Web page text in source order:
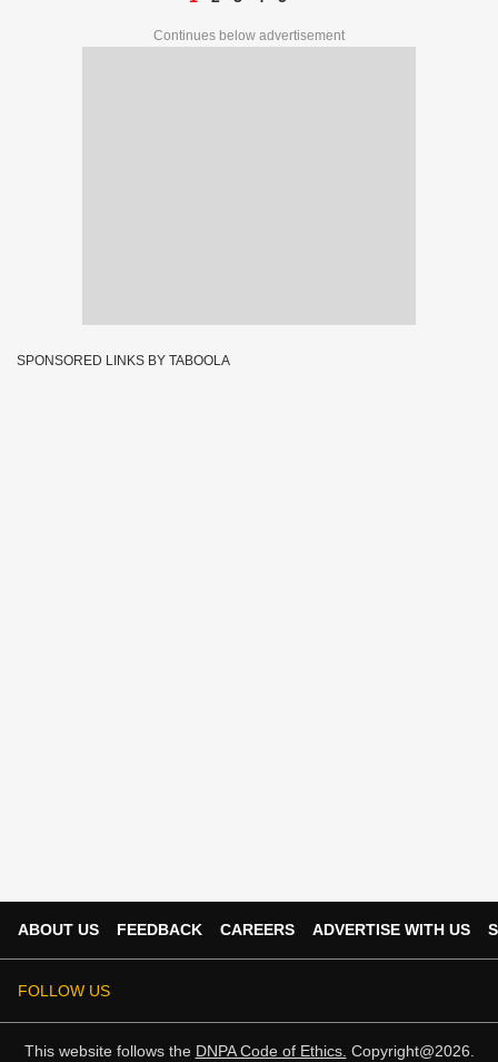
Continues below advertisement
SPONSORED LINKS BY TABOOLA
ABOUT US FEEDBACK CAREERS ADVERTISE WITH US
FOLLOW US
This website follows the DNPA Code of Ethics. Copyright@2026.